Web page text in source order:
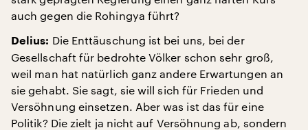
auch gegen die Rohingya führt?
Delius: Die Enttäuschung ist bei uns, bei der
Gesellschaft für bedrohte Völker schon sehr groß,
weil man hat natürlich ganz andere Erwartungen an
sie gehabt. Sie sagt, sie will sich für Frieden und
Versöhnung einsetzen. Aber was ist das für eine
Politik? Die zielt ja nicht auf Versöhnung ab, sondern